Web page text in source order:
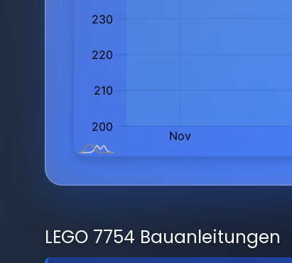
LEGO 7754 Bauanleitungen